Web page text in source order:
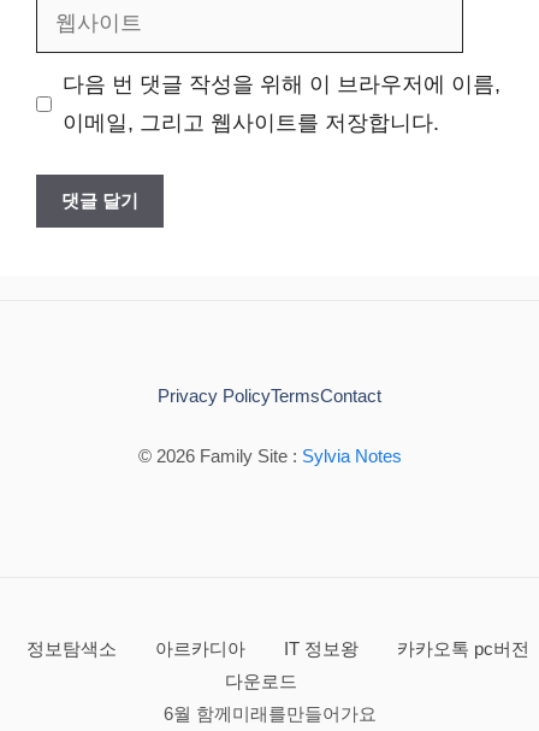
사
다음 번 댓글 작성을 위해 이 브라우저에 이름,
이메일, 그리고 웹사이트를 저장합니다.
© 2026 Family Site : Sylvia Notes
Privacy PolicyTermsContact
정보탐색소 아르카디아 IT 정보왕
카카오톡 pc버전
다운로드
6월 함께미래를만들어가요